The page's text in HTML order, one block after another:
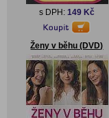
s DPH: 149 Kč
Ženy v běhu (DVD)